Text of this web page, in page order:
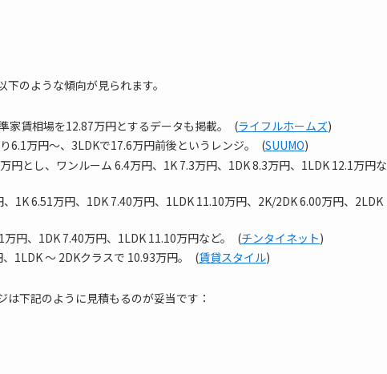
のような傾向が見られます。
家賃相場を12.87万円とするデータも掲載。 (ライフルホームズ)
6.1万円～、3LDKで17.6万円前後というレンジ。 (SUUMO)
円とし、ワンルーム 6.4万円、1K 7.3万円、1DK 8.3万円、1LDK 12.1万円な
、1K 6.51万円、1DK 7.40万円、1LDK 11.10万円、2K/2DK 6.00万円、2LDK
万円、1DK 7.40万円、1LDK 11.10万円など。 (チンタイネット)
1LDK 〜 2DKクラスで 10.93万円。 (賃貸スタイル)
下記のように見積もるのが妥当です：